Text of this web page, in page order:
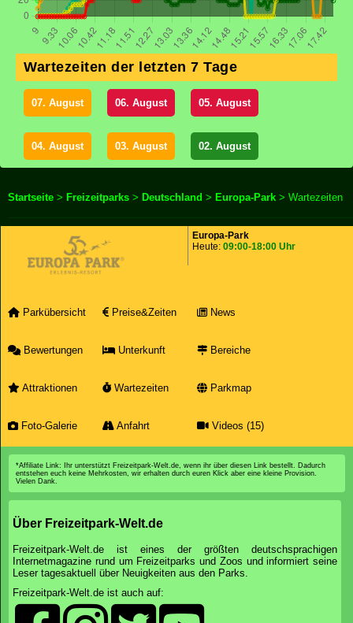
Wartezeiten der letzten 7 Tage
07. August 06. August 05. August
04. August 03. August 02. August
Startseite > Freizeitparks > Deutschland > Europa-Park > Wartezeiten
Europa-Park
Heute: 09:00-18:00 Uhr
Parkübersicht Preise&Zeiten News
Bewertungen Unterkunft Bereiche
Attraktionen Wartezeiten Parkmap
Foto-Galerie Anfahrt Videos (15)
*Affiliate Link: Ihr unterstützt Freizeitpark-Welt.de, wenn ihr über diesen Link bestellt. Dadurch
entstehen euch keine Mehrkosten, wir erhalten durch euren Klick aber eine kleine Provision.
Vielen Dank.
Über Freizeitpark-Welt.de
Freizeitpark-Welt.de ist eines der größten deutschsprachigen
Internetmagazine rund um Freizeitparks und Zoos und informiert seine
Leser tagesaktuell über Neuigkeiten aus den Parks.
Freizeitpark-Welt.de ist auch auf: